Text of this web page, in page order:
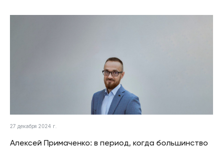
27 декабря 2024 г.
Алексей Примаченко: в период, когда большинство